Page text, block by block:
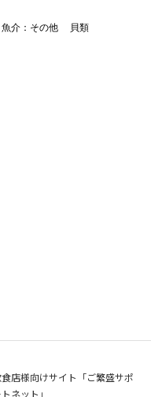
魚介：その他 貝類
店様向けサイト「ご繁盛サポ
ネット」